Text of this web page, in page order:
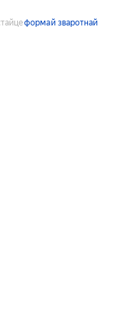
формай зваротнай